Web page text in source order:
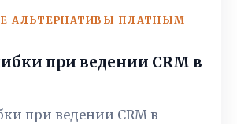
АЛЬТЕРНАТИВЫ ПЛАТНЫМ
при ведении CRM в
при ведении CRM в